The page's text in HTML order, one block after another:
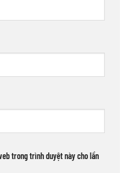
trong trình duyệt này cho lần